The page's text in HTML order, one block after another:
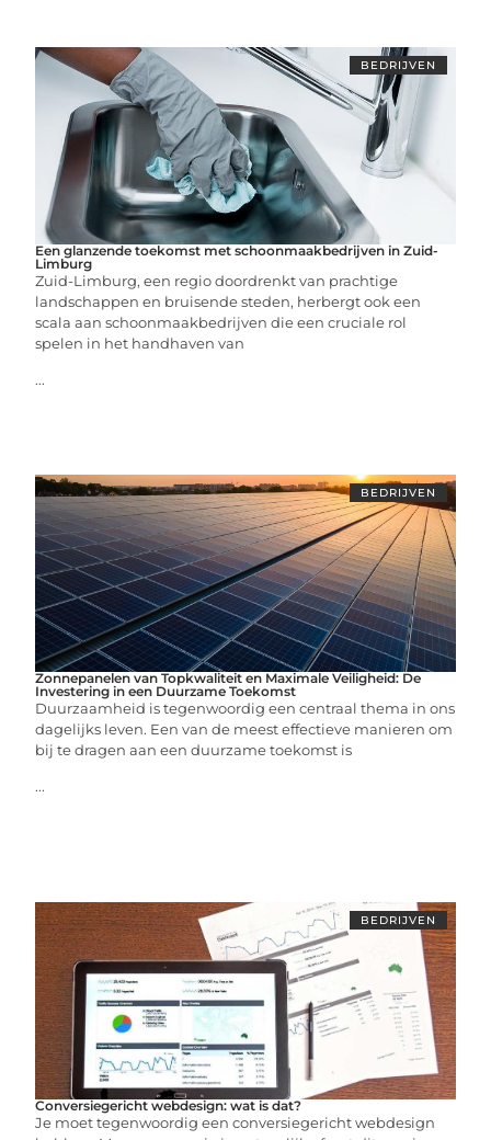
BEDRIJVEN
Een glanzende toekomst met schoonmaakbedrijven in Zuid-
Limburg
Zuid-Limburg, een regio doordrenkt van prachtige
landschappen en bruisende steden, herbergt ook een
scala aan schoonmaakbedrijven die een cruciale rol
spelen in het handhaven van
...
BEDRIJVEN
Zonnepanelen van Topkwaliteit en Maximale Veiligheid: De
Investering in een Duurzame Toekomst
Duurzaamheid is tegenwoordig een centraal thema in ons
dagelijks leven. Een van de meest effectieve manieren om
bij te dragen aan een duurzame toekomst is
...
BEDRIJVEN
Conversiegericht webdesign: wat is dat?
Je moet tegenwoordig een conversiegericht webdesign